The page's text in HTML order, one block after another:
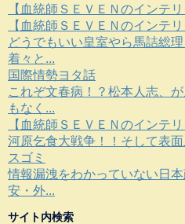
【血統師ＳＥＶＥＮのインテ
【血統師ＳＥＶＥＮのインテ
どうでもいい皇室やら馬詰総
着々と...
国際情勢ヨタ話
これぞ文春病！？松本人志、
もなく...
【血統師ＳＥＶＥＮのインテ
河原乞食大戦争！！そして表
スゴミ
情報漏洩をわかっていない日
安・外...
サイト内検索